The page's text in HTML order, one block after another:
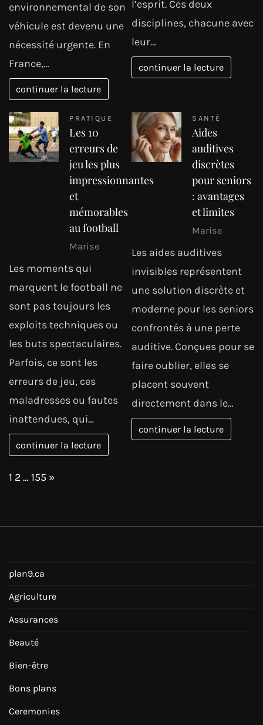
environnemental de son
véhicule est devenu une
nécessité urgente. En
France,…
continuer la lecture
l’esprit. Ces deux
disciplines, chacune avec
leur…
continuer la lecture
PRATIQUE
Les 10
erreurs de
jeu les plus
impressionnantes
et
mémorables
au football
Marise
Les moments qui
marquent le football ne
sont pas toujours les
exploits techniques ou
les buts spectaculaires.
Parfois, ce sont les
erreurs de jeu, ces
maladresses ou fautes
inattendues, qui…
continuer la lecture
SANTÉ
Aides
auditives
discrètes
pour seniors
: avantages
et limites
Marise
Les aides auditives
invisibles représentent
une solution discrète et
moderne pour les seniors
confrontés à une perte
auditive. Conçues pour se
faire oublier, elles se
placent souvent
directement dans le…
continuer la lecture
Page:
1 2…155 Next
»
plan9.ca
Agriculture
Assurances
Beauté
Bien-être
Bons plans
Ceremonies